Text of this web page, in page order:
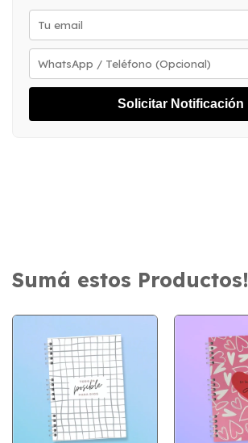
Solicitar Notificación
Sumá estos Productos!